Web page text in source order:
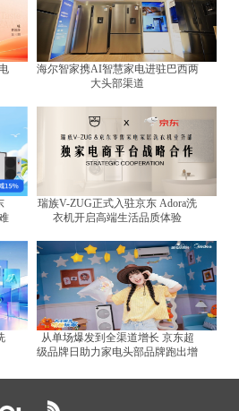
海尔智家携AI智慧家电进驻巴西两
大头部渠道
瑞族V-ZUG正式入驻京东 Adora洗
衣机开启高端生活品质体验
从单场爆发到全渠道增长 京东超
级品牌日助力家电头部品牌跑出增